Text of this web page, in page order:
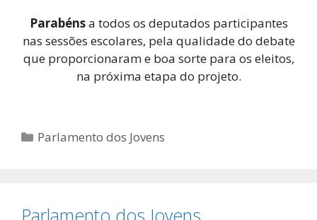
Parabénsa todos os deputados participantes
nas sessões escolares, pela qualidade do debate
que proporcionaram e boa sorte para os eleitos,
na próxima etapa do projeto.
Categorias
Parlamento dos Jovens
Parlamento dos Jovens